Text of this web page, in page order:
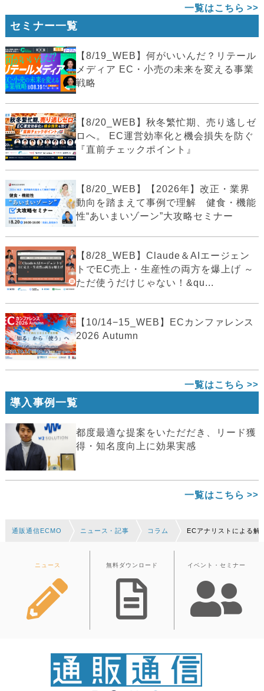
一覧はこちら
セミナー一覧
【8/19_WEB】何がいいんだ？リテール
メディア EC・小売の未来を変える事業
戦略
【8/20_WEB】秋冬繁忙期、売り逃しゼ
ロへ。 EC運営効率化と機会損失を防ぐ
『直前チェックポイント』
【8/20_WEB】【2026年】改正・業界
動向を踏まえて事例で理解 健食・機能
性“あいまいゾーン”大攻略セミナー
【8/28_WEB】Claude＆AIエージェン
トでEC売上・生産性の両方を爆上げ ～
ただ使うだけじゃない！&qu...
【10/14−15_WEB】ECカンファレンス
2026 Autumn
一覧はこちら
導入事例一覧
都度最適な提案をいただだき、リード獲
得・知名度向上に効果実感
一覧はこちら
通販通信ECMO ニュース・記事 コラム ECアナリストによる
ニュース 無料ダウンロード イベント・セミナー